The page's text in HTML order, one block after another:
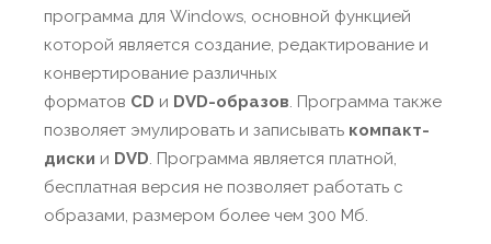
программа для Windows, основной функцией
которой является создание, редактирование и
конвертирование различных
форматов CD и DVD-образов. Программа также
позволяет эмулировать и записывать компакт-
диски и DVD. Программа является платной,
бесплатная версия не позволяет работать с
образами, размером более чем 300 Мб.